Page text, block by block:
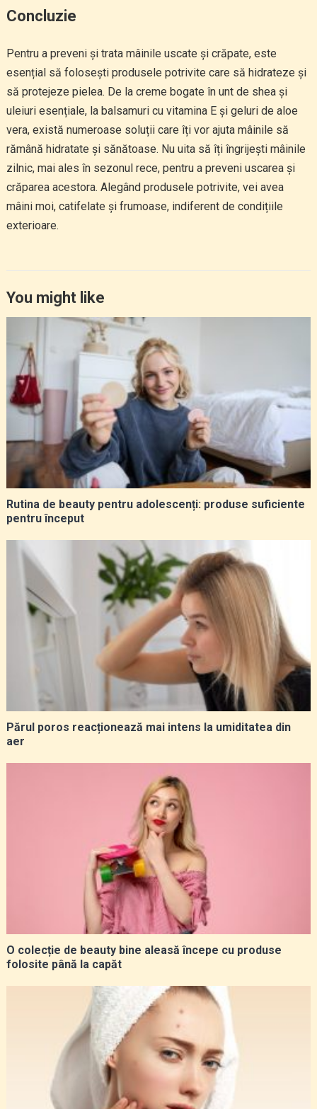
Concluzie
Pentru a preveni și trata mâinile uscate și crăpate, este
esențial să folosești produsele potrivite care să hidrateze și
să protejeze pielea. De la creme bogate în unt de shea și
uleiuri esențiale, la balsamuri cu vitamina E și geluri de aloe
vera, există numeroase soluții care îți vor ajuta mâinile să
rămână hidratate și sănătoase. Nu uita să îți îngrijești mâinile
zilnic, mai ales în sezonul rece, pentru a preveni uscarea și
crăparea acestora. Alegând produsele potrivite, vei avea
mâini moi, catifelate și frumoase, indiferent de condițiile
exterioare.
You might like
Rutina de beauty pentru adolescenți: produse suficiente
pentru început
Părul poros reacționează mai intens la umiditatea din
aer
O colecție de beauty bine aleasă începe cu produse
folosite până la capăt